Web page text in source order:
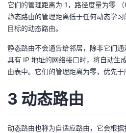
它们的管理距离为 1，路径度量为零 （
静态路由的管理距离低于任何动态学
目标的动态路由。
静态路由不会通告给邻居，除非它们
具有 IP 地址的网络接口时，将自动生
由表中。它们的管理距离为零，优先于
3 动态路由
动态路由也称为自适应路由，它会根据